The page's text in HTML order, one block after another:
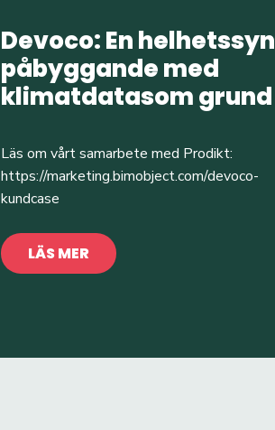
Devoco: En helhetssyn
påbyggande med
klimatdatasom grund
Läs om vårt samarbete med Prodikt:
https://marketing.bimobject.com/devoco-
kundcase
LÄS MER